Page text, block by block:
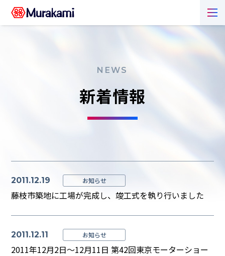
NEWS
新着情報
2011.12.19 お知らせ
藤枝市築地に工場が完成し、竣工式を執り行いました
2011.12.11 お知らせ
2011年12月2日～12月11日 第42回東京モーターショー